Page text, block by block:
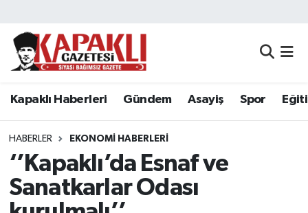
Kapaklı Haberleri Gündem Asayiş Spor
HABERLER EKONOMI HABERLERI
‘’Kapaklı’da Esnaf ve
Sanatkarlar Odası
Kapaklı Haberleri
Asayiş
Spor
Eğitim
Tekirdağ Nöbetçi Eczaneler
Tekirdağ Namaz Vakitleri
Tekirdağ Trafik Yoğunluk Haritası
Süper Lig Puan Durumu ve Fikstür